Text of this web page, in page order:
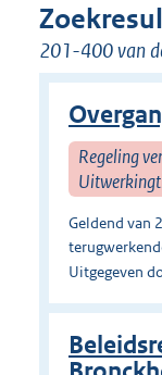
201-400 van
Regeling
Geldend van
Uitgegeven